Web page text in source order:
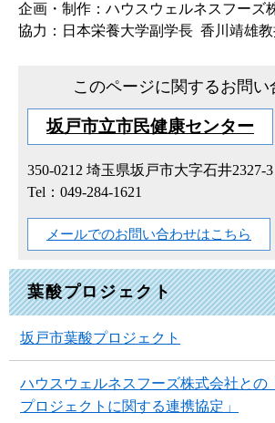
企画・制作：ハウスウェルネスフーズ
協力：日本栄養大学副学長 香川靖雄
このページに関するお問い
坂戸市立市民健康センター
350-0212 埼玉県坂戸市大字石井2327-3
Tel：049-284-1621
メールでのお問い合わせはこちら
葉酸プロジェクト
坂戸市葉酸プロジェクト
ハウスウェルネスフーズ株式会社との
プロジェクトに関する連携協定」